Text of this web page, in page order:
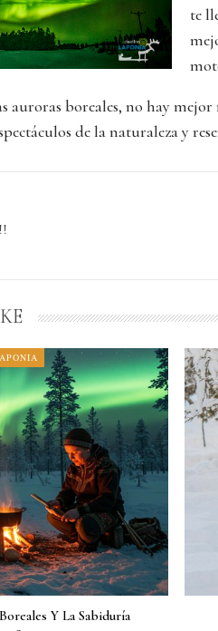
te
auroras boreales, no hay
de la naturaleza y
Y La Sabiduría